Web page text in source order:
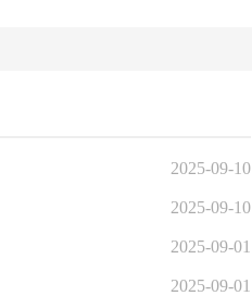
2025-09-10
2025-09-10
2025-09-01
2025-09-01